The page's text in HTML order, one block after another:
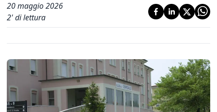
20 maggio 2026
2' di lettura